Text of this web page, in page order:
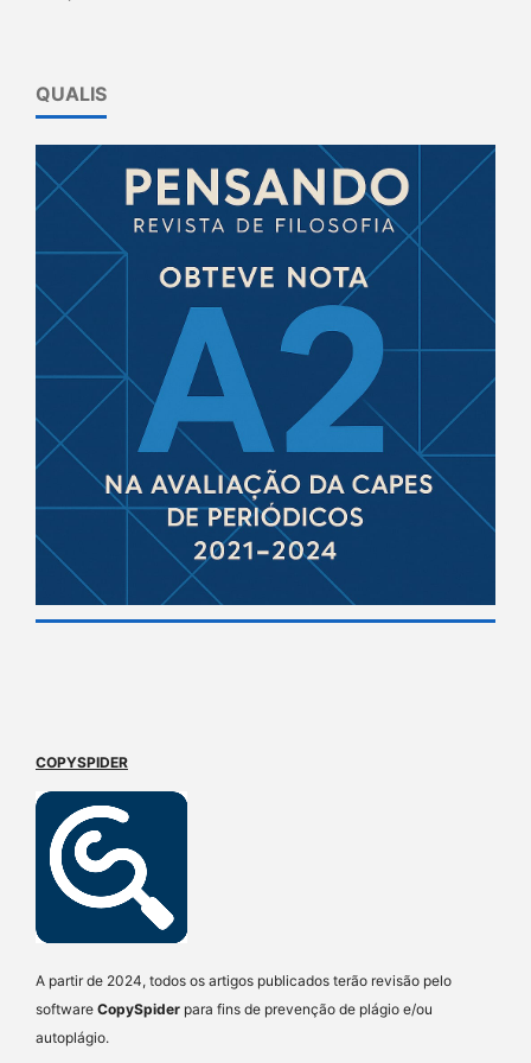
QUALIS
COPYSPIDER
A partir de 2024, todos os artigos publicados terão revisão pelo
software CopySpider para fins de prevenção de plágio e/ou
autoplágio.